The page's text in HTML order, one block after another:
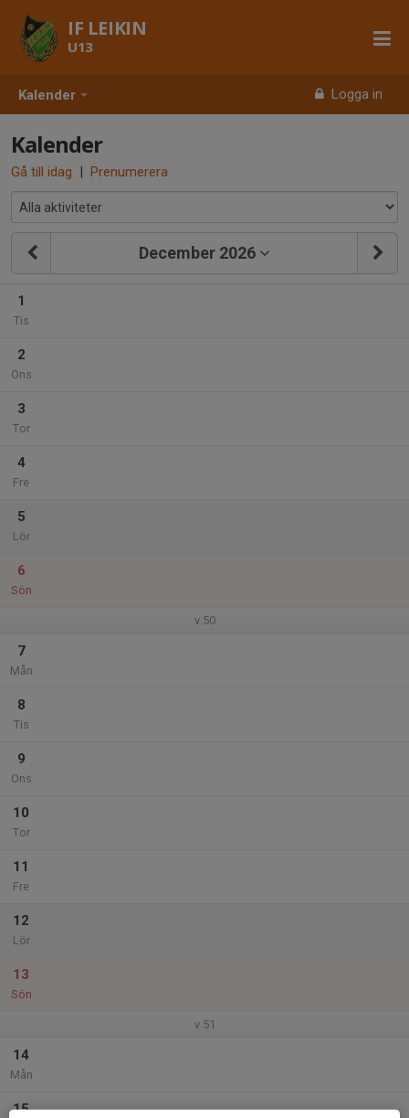
Kalender Logga in
IF LEIKIN
U13
Kalender
Gå till idag | Prenumerera
December 2026
1
Tis
2
Ons
3
Tor
4
Fre
5
Lör
6
Sön
v.50
7
Mån
8
Tis
9
Ons
10
Tor
11
Fre
12
Lör
13
Sön
v.51
14
Mån
15